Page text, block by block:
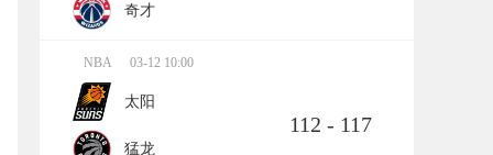
奇才
NBA 03-12 10:00
太阳
猛龙
112 - 117